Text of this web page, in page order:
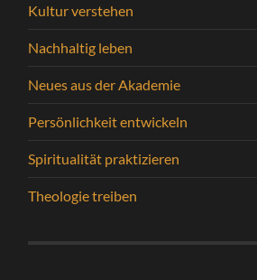
Kultur verstehen
Nachhaltig leben
Neues aus der Akademie
Persönlichkeit entwickeln
Spiritualität praktizieren
Theologie treiben